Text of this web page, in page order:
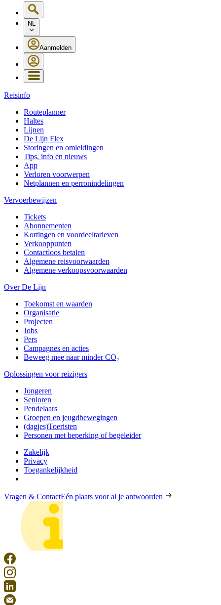
NL
Aanmelden
Reisinfo
Routeplanner
Haltes
Lijnen
De Lijn Flex
Storingen en omleidingen
Tips, info en nieuws
App
Verloren voorwerpen
Netplannen en perronindelingen
Vervoerbewijzen
Tickets
Abonnementen
Kortingen en voordeeltarieven
Verkooppunten
Contactloos betalen
Algemene reisvoorwaarden
Algemene verkoopsvoorwaarden
Over De Lijn
Toekomst en waarden
Organisatie
Projecten
Jobs
Pers
Campagnes en acties
Beweeg mee naar minder CO₂
Oplossingen voor reizigers
Jongeren
Senioren
Pendelaars
Groepen en jeugdbewegingen
(dagjes)Toeristen
Personen met beperking of begeleider
Zakelijk
Privacy
Toegankelijkheid
Vragen & ContactEén plaats voor al je antwoorden